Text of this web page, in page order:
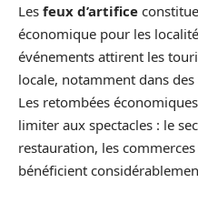
Les feux d’artifice
économique pour les
événements attirent les
locale, notamment dans
Les retombées
limiter aux spectacles : le
restauration, les
bénéficient